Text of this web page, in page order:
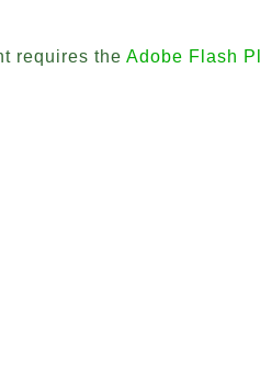
requires the Adobe Flash